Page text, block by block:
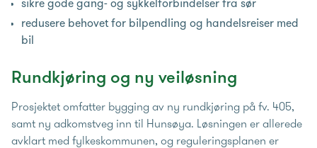
sikre gode gang- og sykkelforbindelser fra sør
redusere behovet for bilpendling og handelsreiser med
bil
Rundkjøring og ny veiløsning
Prosjektet omfatter bygging av ny rundkjøring på fv. 405,
samt ny adkomstveg inn til Hunsøya. Løsningen er allerede
avklart med fylkeskommunen, og reguleringsplanen er